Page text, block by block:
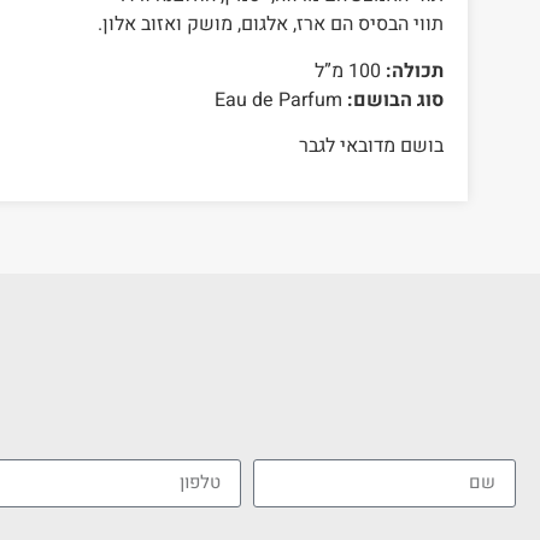
תווי הבסיס הם ארז, אלגום, מושק ואזוב אלון.
תכולה:
סוג הבושם:
בושם מדובאי לגבר